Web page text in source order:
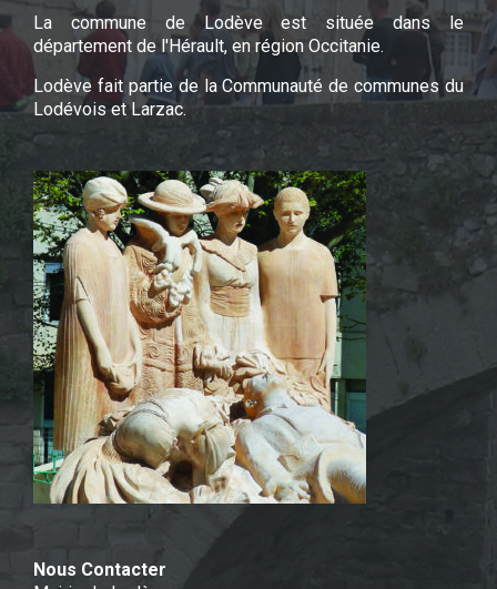
La commune de Lodève est située dans le
département de l'Hérault, en région Occitanie.
Lodève fait partie de la Communauté de communes du
Lodévois et Larzac.
Nous Contacter